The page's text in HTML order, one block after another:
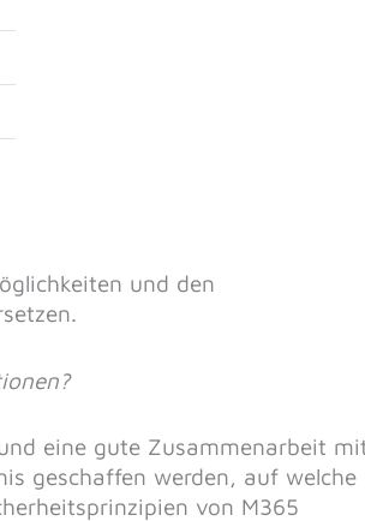
und den
eine gute Zusammenarbeit
geschaffen werden, auf welche
von M365